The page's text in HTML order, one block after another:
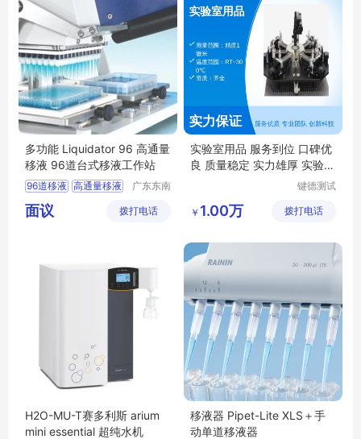
多功能 Liquidator 96 高通量
移液 96道台式移液工作站
96道移液 高通量移液
Liquidator96
梅特勒移液器
广东东南
有限公司
面议 拨打电话
实验室用品 服务到位 口碑优
良 质量稳定 实力雄厚 实验室
键德测试
（东莞）
￥ 1.00万 拨打电话
H2O-MU-T赛多利斯 arium
mini essential 超纯水机
移液器 Pipet-Lite XLS＋手
动单道移液器